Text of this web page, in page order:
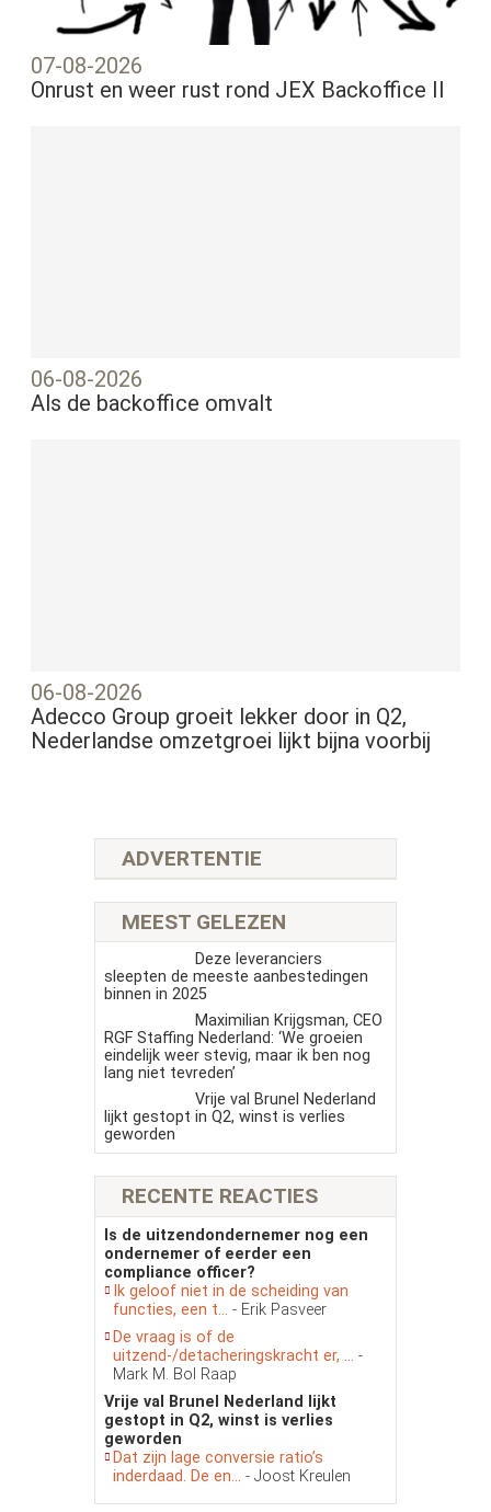
07-08-2026
Onrust en weer rust rond JEX Backoffice II
06-08-2026
Als de backoffice omvalt
06-08-2026
Adecco Group groeit lekker door in Q2,
Nederlandse omzetgroei lijkt bijna voorbij
ADVERTENTIE
MEEST GELEZEN
Deze leveranciers
sleepten de meeste aanbestedingen
binnen in 2025
Maximilian Krijgsman, CEO
RGF Staffing Nederland: ‘We groeien
eindelijk weer stevig, maar ik ben nog
lang niet tevreden’
Vrije val Brunel Nederland
lijkt gestopt in Q2, winst is verlies
geworden
RECENTE REACTIES
Is de uitzendondernemer nog een
ondernemer of eerder een
compliance officer?
Ik geloof niet in de scheiding van
functies, een t... - Erik Pasveer
De vraag is of de
uitzend-/detacheringskracht er, ... -
Mark M. Bol Raap
Vrije val Brunel Nederland lijkt
gestopt in Q2, winst is verlies
geworden
Dat zijn lage conversie ratio’s
inderdaad. De en... - Joost Kreulen